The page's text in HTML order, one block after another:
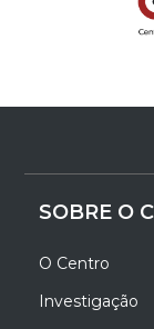
SOBRE O
O Centro
Investigação